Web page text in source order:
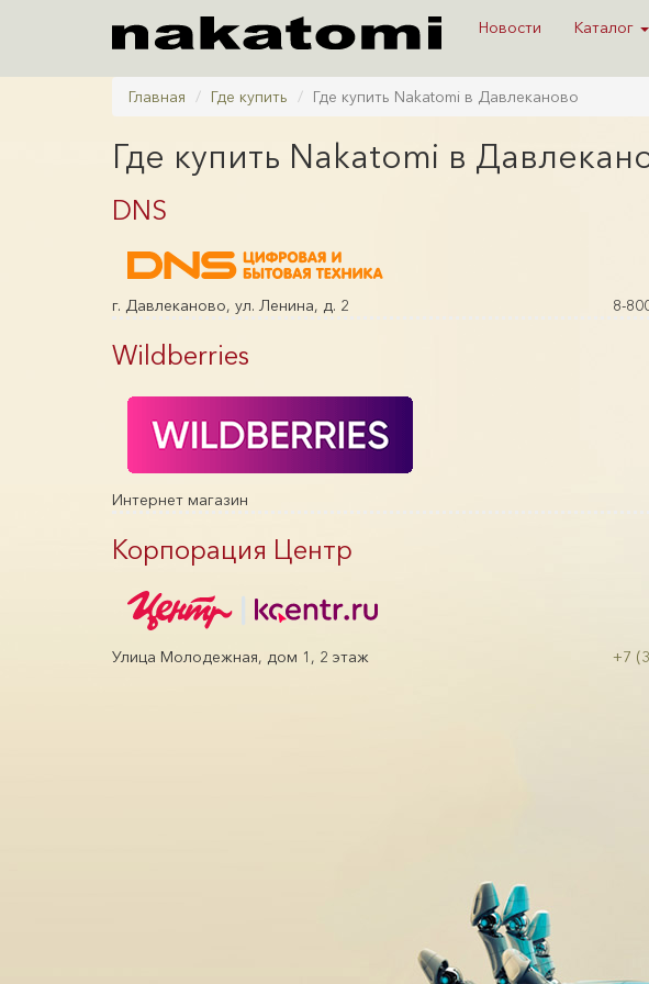
Новости Каталог
Главная Где купить Где купить Nakatomi в Давлеканово
Где купить Nakatomi в
DNS
г. Давлеканово, ул. Ленина, д. 2 8-
Wildberries
Интернет магазин
Корпорация Центр
Улица Молодежная, дом 1, 2 этаж +7